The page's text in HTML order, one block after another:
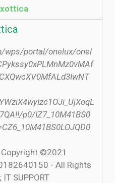
wps/portal/onelux/onel
p0/IZ7_10M41BS0
©2021
- All Rights
IT SUPPORT